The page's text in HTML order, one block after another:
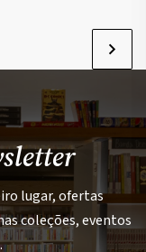
lugar, ofertas
coleções, eventos